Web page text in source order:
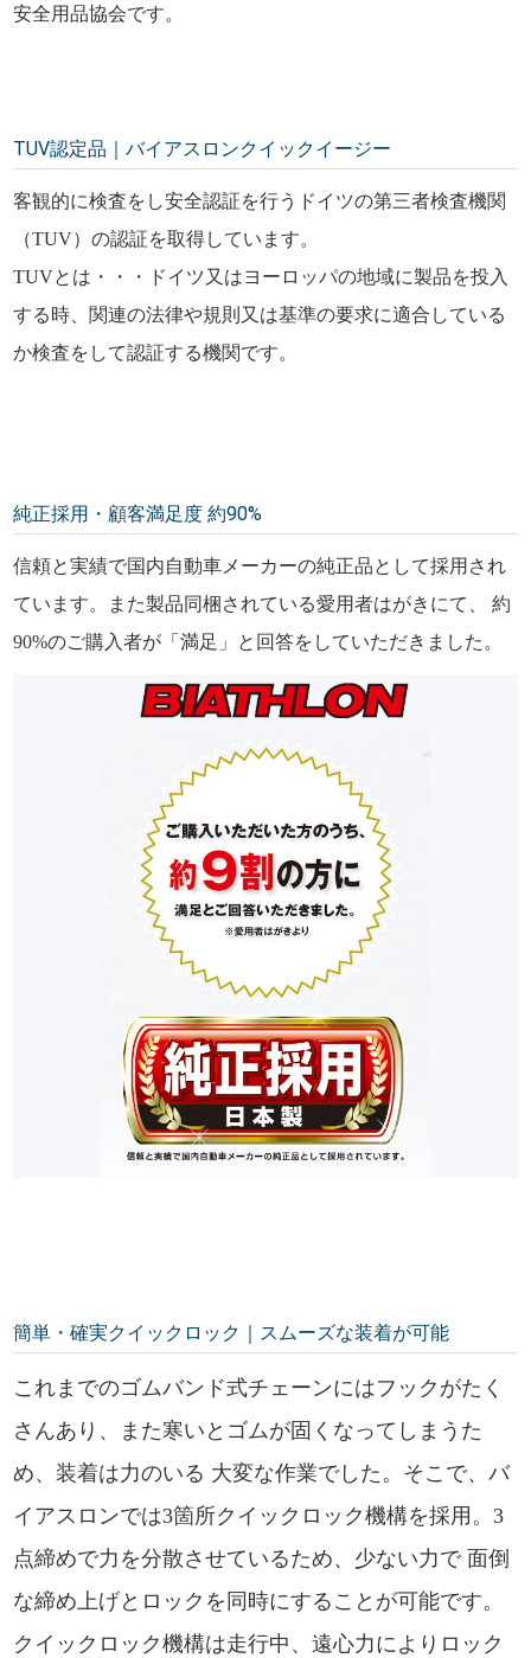
安全用品協会です。
TUV認定品｜バイアスロンクイックイージー
客観的に検査をし安全認証を行うドイツの第三者検査機関
（TUV）の認証を取得しています。
TUVとは・・・ドイツ又はヨーロッパの地域に製品を投入
する時、関連の法律や規則又は基準の要求に適合している
か検査をして認証する機関です。
純正採用・顧客満足度 約90%
信頼と実績で国内自動車メーカーの純正品として採用され
ています。また製品同梱されている愛用者はがきにて、 約
90%のご購入者が「満足」と回答をしていただきました。
簡単・確実クイックロック｜スムーズな装着が可能
これまでのゴムバンド式チェーンにはフックがたく
さんあり、また寒いとゴムが固くなってしまうた
め、装着は力のいる 大変な作業でした。そこで、バ
イアスロンでは3箇所クイックロック機構を採用。3
点締めで力を分散させているため、少ない力で 面倒
な締め上げとロックを同時にすることが可能です。
クイックロック機構は走行中、遠心力によりロック